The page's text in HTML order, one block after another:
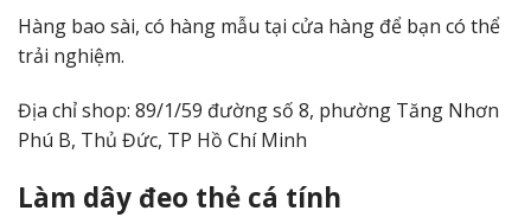
Hàng bao sài, có hàng mẫu tại cửa hàng để bạn có thể
trải nghiệm.
Địa chỉ shop: 89/1/59 đường số 8, phường Tăng Nhơn
Phú B, Thủ Đức, TP Hồ Chí Minh
Làm dây đeo thẻ cá tính